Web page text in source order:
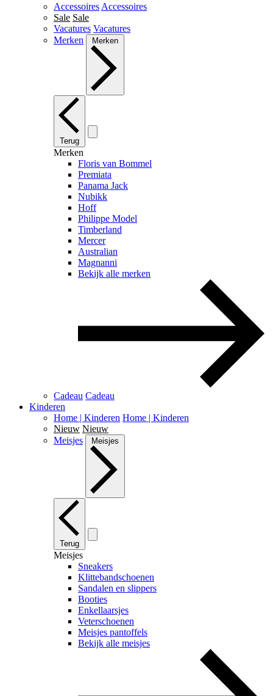
Accessoires Accessoires
Sale Sale
Vacatures Vacatures
Merken
Merken
Terug
Merken
Floris van Bommel
Premiata
Panama Jack
Nubikk
Hoff
Philippe Model
Timberland
Mercer
Australian
Magnanni
Bekijk alle merken
Cadeau Cadeau
Kinderen
Home | Kinderen Home | Kinderen
Nieuw Nieuw
Meisjes
Meisjes
Terug
Meisjes
Sneakers
Klittebandschoenen
Sandalen en slippers
Booties
Enkellaarsjes
Veterschoenen
Meisjes pantoffels
Bekijk alle meisjes